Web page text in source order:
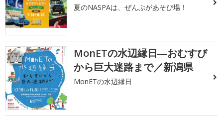
夏のNASPAは、ぜんぶがあそび場！
2
MonETの水辺縁日―おむすび
から巨大迷路まで／新潟県
MonETの水辺縁日